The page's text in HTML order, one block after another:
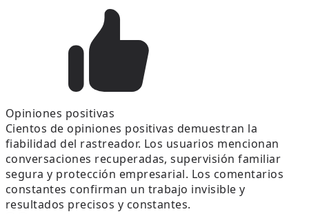
Opiniones positivas
Cientos de opiniones positivas demuestran la
fiabilidad del rastreador. Los usuarios mencionan
conversaciones recuperadas, supervisión familiar
segura y protección empresarial. Los comentarios
constantes confirman un trabajo invisible y
resultados precisos y constantes.